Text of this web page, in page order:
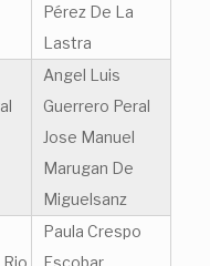
Pérez De La
Lastra
Angel Luis
Guerrero Peral
Jose Manuel
Marugan De
Miguelsanz
Paula Crespo
Escobar